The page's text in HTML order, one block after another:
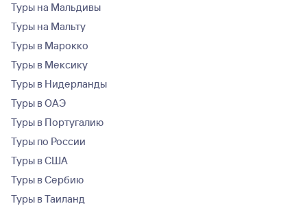
Туры на Мальдивы
Туры на Мальту
Туры в Марокко
Туры в Мексику
Туры в Нидерланды
Туры в ОАЭ
Туры в Португалию
Туры по России
Туры в США
Туры в Сербию
Туры в Таиланд